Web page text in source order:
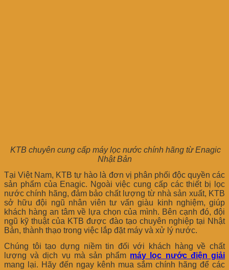
KTB chuyên cung cấp máy lọc nước chính hãng từ Enagic
Nhật Bản
Tại Việt Nam, KTB tự hào là đơn vị phân phối độc quyền các
sản phẩm của Enagic. Ngoài việc cung cấp các thiết bị lọc
nước chính hãng, đảm bảo chất lượng từ nhà sản xuất, KTB
sở hữu đội ngũ nhân viên tư vấn giàu kinh nghiệm, giúp
khách hàng an tâm về lựa chọn của mình. Bên cạnh đó, đội
ngũ kỹ thuật của KTB được đào tạo chuyên nghiệp tại Nhật
Bản, thành thạo trong việc lắp đặt máy và xử lý nước.
Chúng tôi tạo dựng niềm tin đối với khách hàng về chất
lượng và dịch vụ mà sản phẩm máy lọc nước điện giải
mang lại. Hãy đến ngay kênh mua sắm chính hãng để các